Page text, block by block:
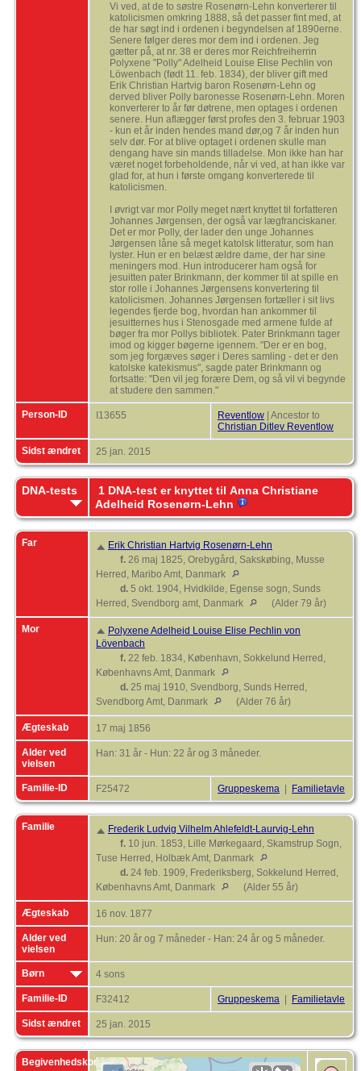
Vi ved, at de to søstre Rosenørn-Lehn konverterer til
katolicismen omkring 1888, så det passer fint med, at
de har søgt ind i ordenen i begyndelsen af 1890erne.
Senere følger deres mor dem ind i ordenen. Jeg
gætter på, at nr. 38 er deres mor Reichfreiherrin
Polyxene "Polly" Adelheid Louise Elise Pechlin von
Löwenbach (født 11. feb. 1834), der bliver gift med
Erik Christian Hartvig baron Rosenørn-Lehn og
derved bliver Polly baronesse Rosenørn-Lehn. Moren
konverterer to år før døtrene, men optages i ordenen
senere. Hun aflægger først profes den 3. februar 1903
- kun et år inden hendes mand dør,og 7 år inden hun
selv dør. For at blive optaget i ordenen skulle man
dengang have sin mands tilladelse. Mon ikke han har
været noget forbeholdende, når vi ved, at han ikke var
glad for, at hun i første omgang konverterede til
katolicismen.
I øvrigt var mor Polly meget nært knyttet til forfatteren
Johannes Jørgensen, der også var lægfranciskaner.
Det er mor Polly, der lader den unge Johannes
Jørgensen låne så meget katolsk litteratur, som han
lyster. Hun er en belæst ældre dame, der har sine
meningers mod. Hun introducerer ham også for
jesuitten pater Brinkmann, der kommer til at spille en
stor rolle i Johannes Jørgensens konvertering til
katolicismen. Johannes Jørgensen fortæller i sit livs
legendes fjerde bog, hvordan han ankommer til
jesuitternes hus i Stenosgade med armene fulde af
bøger fra mor Pollys bibliotek. Pater Brinkmann tager
imod og kigger bøgerne igennem. "Der er en bog,
som jeg forgæves søger i Deres samling - det er den
katolske katekismus", sagde pater Brinkmann og
fortsatte: "Den vil jeg forære Dem, og så vil vi begynde
at studere den sammen."
Person-ID I13655 Reventlow | Ancestor to
Christian Ditlev Reventlow
Sidst ændret 25 jan. 2015
DNA-tests
1 DNA-test er knyttet til Anna Christiane
Adelheid Rosenørn-Lehn
Far
Erik Christian Hartvig Rosenørn-Lehn
f. 26 maj 1825, Orebygård, Sakskøbing, Musse
Herred, Maribo Amt, Danmark
d. 5 okt. 1904, Hvidkilde, Egense sogn, Sunds
Herred, Svendborg amt, Danmark
(Alder 79 år)
Mor
Polyxene Adelheid Louise Elise Pechlin von
Lövenbach
f. 22 feb. 1834, København, Sokkelund Herred,
Københavns Amt, Danmark
d. 25 maj 1910, Svendborg, Sunds Herred,
Svendborg Amt, Danmark
(Alder 76 år)
Ægteskab 17 maj 1856
Alder ved
vielsen
Han: 31 år - Hun: 22 år og 3 måneder.
Familie-ID F25472 Gruppeskema Familietavle
Familie
Frederik Ludvig Vilhelm Ahlefeldt-Laurvig-Lehn
f. 10 jun. 1853, Lille Mørkegaard, Skamstrup Sogn,
Tuse Herred, Holbæk Amt, Danmark
d. 24 feb. 1909, Frederiksberg, Sokkelund Herred,
Københavns Amt, Danmark
(Alder 55 år)
Ægteskab 16 nov. 1877
Alder ved
vielsen
Hun: 20 år og 7 måneder - Han: 24 år og 5 måneder.
Børn 4 sons
Familie-ID F32412 Gruppeskema Familietavle
Sidst ændret 25 jan. 2015
Begivenhedskort